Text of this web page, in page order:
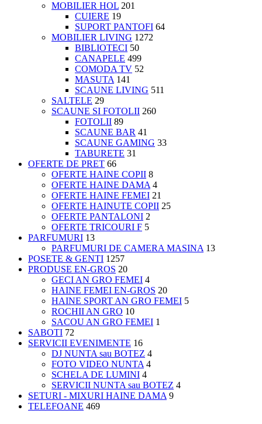
MOBILIER HOL 201
CUIERE 19
SUPORT PANTOFI 64
MOBILIER LIVING 1272
BIBLIOTECI 50
CANAPELE 499
COMODA TV 52
MASUTA 141
SCAUNE LIVING 511
SALTELE 29
SCAUNE SI FOTOLII 260
FOTOLII 89
SCAUNE BAR 41
SCAUNE GAMING 33
TABURETE 31
OFERTE DE PRET 66
OFERTE HAINE COPII 8
OFERTE HAINE DAMA 4
OFERTE HAINE FEMEI 21
OFERTE HAINUTE COPII 25
OFERTE PANTALONI 2
OFERTE TRICOURI F 5
PARFUMURI 13
PARFUMURI DE CAMERA MASINA 13
POSETE & GENTI 1257
PRODUSE EN-GROS 20
GECI AN GRO FEMEI 4
HAINE FEMEI EN-GROS 20
HAINE SPORT AN GRO FEMEI 5
ROCHII AN GRO 10
SACOU AN GRO FEMEI 1
SABOTI 72
SERVICII EVENIMENTE 16
DJ NUNTA sau BOTEZ 4
FOTO VIDEO NUNTA 4
SCHELA DE LUMINI 4
SERVICII NUNTA sau BOTEZ 4
SETURI - MIXURI HAINE DAMA 9
TELEFOANE 469